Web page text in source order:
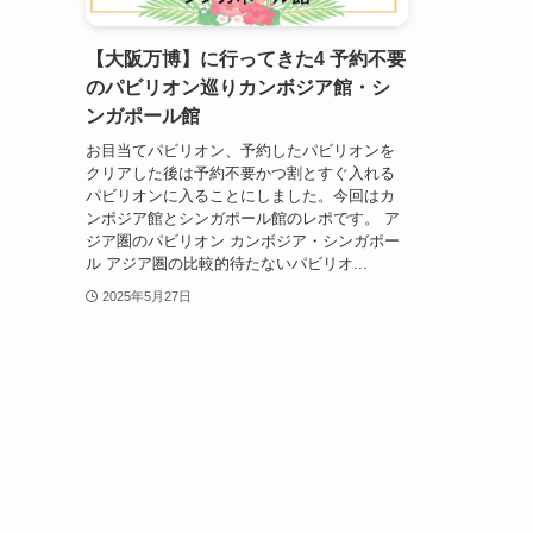
【大阪万博】に行ってきた4 予約不要
のパビリオン巡りカンボジア館・シ
ンガポール館
お目当てパビリオン、予約したパビリオンを
クリアした後は予約不要かつ割とすぐ入れる
パビリオンに入ることにしました。今回はカ
ンボジア館とシンガポール館のレポです。 ア
ジア圏のパビリオン カンボジア・シンガポー
ル アジア圏の比較的待たないパビリオ...
2025年5月27日